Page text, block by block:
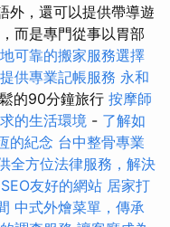
外，還可以提供帶導遊
而是專門從事以胃部
可靠的搬家服務選擇
供專業記帳服務 永和
的90分鐘旅行 按摩師
的生活環境 - 了解如
的紀念 台中整骨專業
全方位法律服務，解決
友好的網站 居家打
中式外燴菜單，傳承